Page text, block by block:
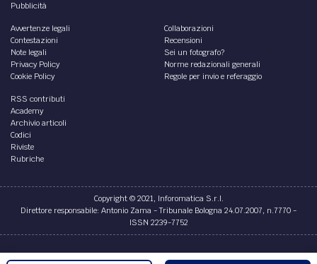
Pubblicità
Avvertenze legali
Contestazioni
Note legali
Privacy Policy
Cookie Policy
Collaborazioni
Recensioni
Sei un fotografo?
Norme redazionali generali
Regole per invio e referaggio
RSS contributi
Academy
Archivio articoli
Codici
Riviste
Rubriche
Copyright © 2021, Inforomatica S.r.l.
Direttore responsabile: Antonio Zama - Tribunale Bologna 24.07.2007, n.7770 -
ISSN 2239-7752
Credits